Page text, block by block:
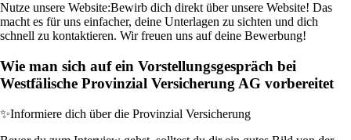
Nutze unsere Website:Bewirb dich direkt über unsere Website! Das
macht es für uns einfacher, deine Unterlagen zu sichten und dich
schnell zu kontaktieren. Wir freuen uns auf deine Bewerbung!
Wie man sich auf ein Vorstellungsgespräch bei
Westfälische Provinzial Versicherung AG vorbereitet
✨Informiere dich über die Provinzial Versicherung